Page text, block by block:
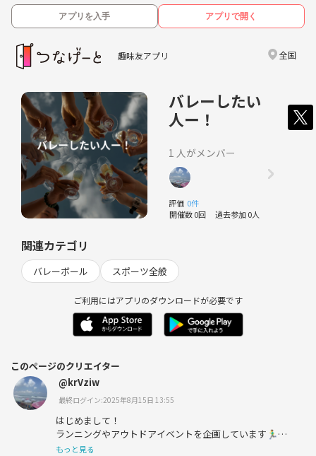
アプリを入手 アプリで開く
趣味友アプリ 全国
バレーしたい
人ー！
1 人がメンバー
評価 0件
開催数 0回 過去参加 0人
関連カテゴリ
バレーボール スポーツ全般
ご利用にはアプリのダウンロードが必要です
このページのクリエイター
@krVziw
最終ログイン:2025年8月15日 13:55
はじめまして！
ランニングやアウトドアイベントを企画しています🏃‍♂️🔥
もっと見る